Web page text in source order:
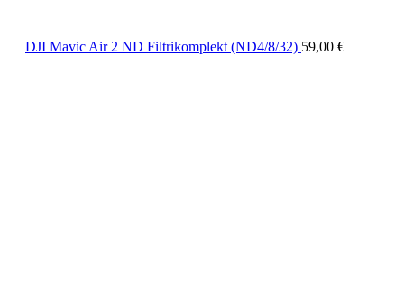
DJI Mavic Air 2 ND Filtrikomplekt (ND4/8/32) 59,00 €